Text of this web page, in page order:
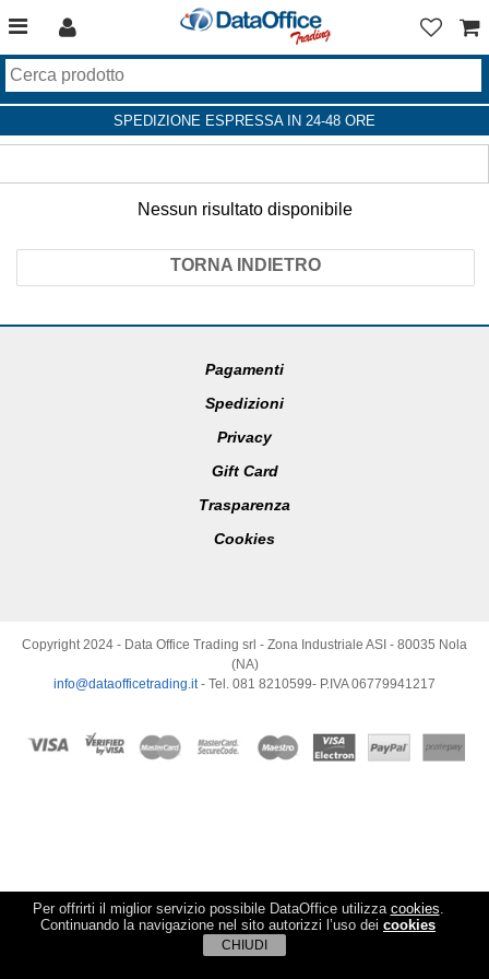
Per offrirti il miglior servizio possibile DataOffice utilizza cookies.
Continuando la navigazione nel sito autorizzi l’uso dei cookies
CHIUDI
SPEDIZIONE ESPRESSA IN 24-48 ORE
Nessun risultato disponibile
TORNA INDIETRO
Pagamenti
Spedizioni
Privacy
Gift Card
Trasparenza
Cookies
Copyright 2024 - Data Office Trading srl - Zona Industriale ASI - 80035 Nola
(NA)
info@dataofficetrading.it- Tel. 081 8210599- P.IVA 06779941217